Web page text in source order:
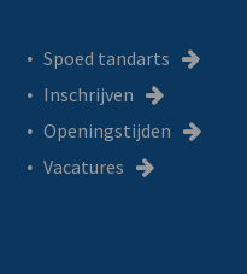
Spoed tandarts
Inschrijven
Openingstijden
Vacatures